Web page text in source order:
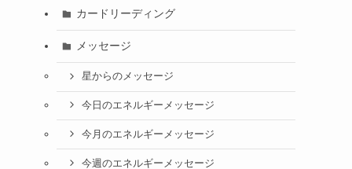
カードリーディング
メッセージ
星からのメッセージ
今日のエネルギーメッセージ
今月のエネルギーメッセージ
今週のエネルギーメッセージ